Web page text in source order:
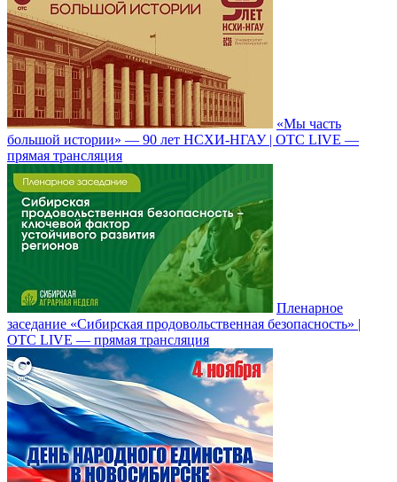
«Мы часть
большой истории» — 90 лет НСХИ-НГАУ | ОТС LIVE —
прямая трансляция
Пленарное
заседание «Сибирская продовольственная безопасность» |
ОТС LIVE — прямая трансляция